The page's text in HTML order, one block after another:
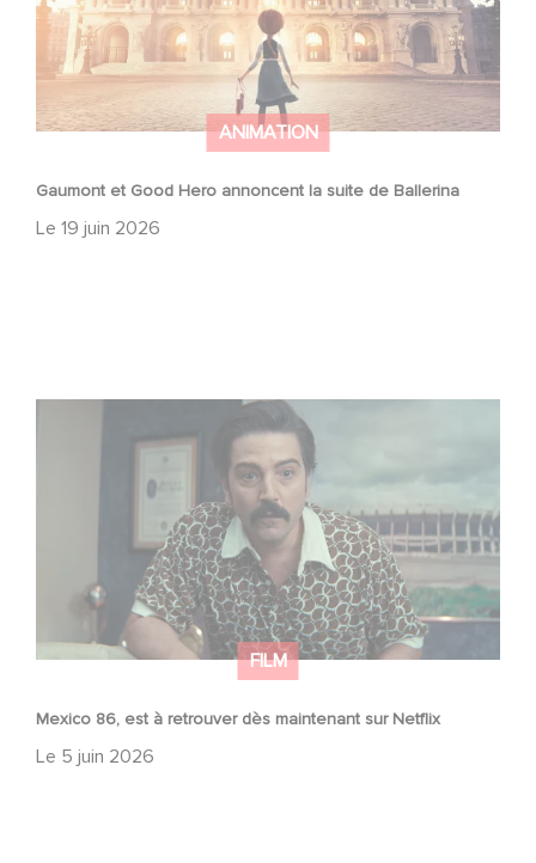
ANIMATION
Gaumont et Good Hero annoncent la suite de Ballerina
Le 19 juin 2026
FILM
Mexico 86, est à retrouver dès maintenant sur Netflix
Le 5 juin 2026
Mexico 86, est à retrouver dès maintenant sur Netflix